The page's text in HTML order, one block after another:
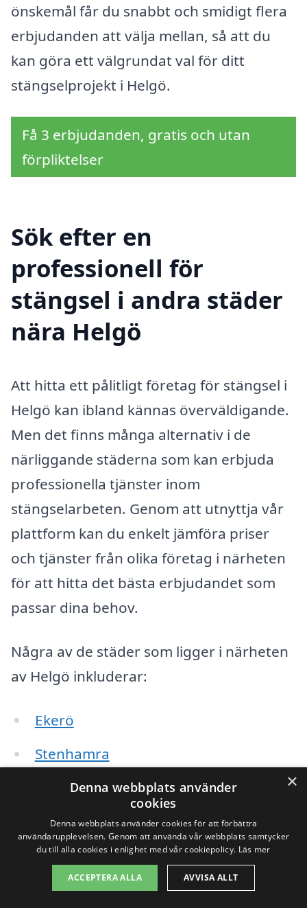
önskemål får du snabbt och smidigt flera
erbjudanden att välja mellan, så att du
kan göra ett välgrundat val för ditt
stängselprojekt i Helgö.
Få 3 erbjudanden, gratis och utan
förpliktelser
Sök efter en
professionell för
stängsel i andra städer
nära Helgö
Att hitta ett pålitligt företag för stängsel i
Helgö kan ibland kännas överväldigande.
Men det finns många alternativ i de
närliggande städerna som kan erbjuda
professionella tjänster inom
stängselarbeten. Genom att utnyttja vår
plattform kan du enkelt jämföra priser
och tjänster från olika företag i närheten
för att hitta det bästa erbjudandet som
passar dina behov.
Några av de städer som ligger i närheten
av Helgö inkluderar:
Ekerö
Stenhamra
Bromma
Skå
Vinterviken
Sundbyberg
×
Denna webbplats använder
cookies
Denna webbplats använder cookies för att förbättra
användarupplevelsen. Genom att använda vår webbplats samtycker
du till alla cookies i enlighet med vår cookiepolicy. Läs mer
ACCEPTERA ALLA AVVISA ALLT